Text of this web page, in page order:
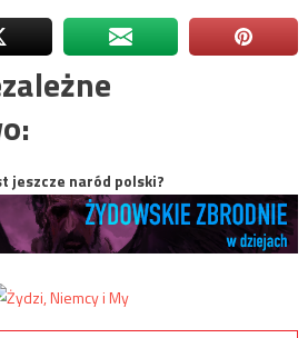
jeszcze naród polski?